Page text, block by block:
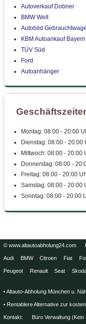
Autoverkauf Dobner
BMW Welt
Autobild
KBM Autoankauf Bayern
TÜV Süd
Ford
Autoanhänger
Montag: 08:00 - 20:00
Dienstag: 08:00 - 20:00
Mittwoch: 08:00 - 20:00
Donnerstag: 08:00 -
Freitag: 08:00 - 20:00
Samstag: 08:00 - 20:00
Sonntag: 08:00 - 20:00
© www.altautoabholung24.com
Audi BMW Citroen Fiat
Peugeot Renault Seat
• Altauto-Abholung München u.
• Rentablere Alternative zur
Kontakt: Büro Verwaltung